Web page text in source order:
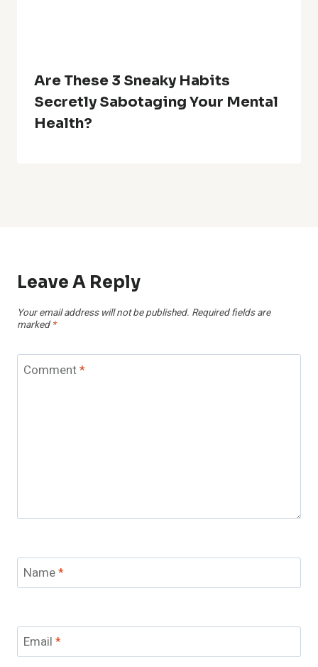
Are These 3 Sneaky Habits
Secretly Sabotaging Your Mental
Health?
Leave A Reply
Your email address will not be published. Required fields are
marked *
Comment*
Name*
Email *